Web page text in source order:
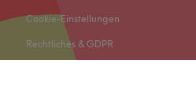
Cookie-Einstellungen
Rechtliches & GDPR